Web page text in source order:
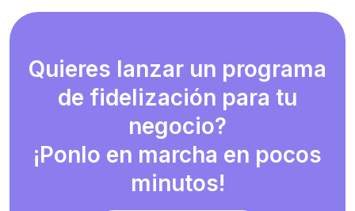
Quieres lanzar un programa
de fidelización para tu
negocio?
¡Ponlo en marcha en pocos
minutos!